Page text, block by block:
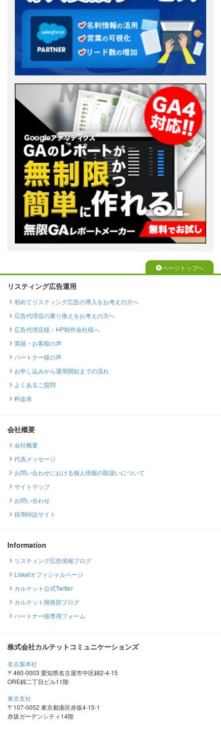
ページトップへ
リスティング広告運用
初めてリスティング広告の導入をお考えの方へ
広告代理店の乗り換えをお考えの方へ
広告代理店様・HP制作会社様へ
実績・お客様の声
パートナー様の声
お申し込みから運用開始までの流れ
よくあるご質問
料金表
会社概要
会社概要
代表メッセージ
お問い合わせにおける個人情報の取扱いについて
サイトマップ
お問い合わせ
採用特設サイト
Information
リスティング広告情報ブログ
Lisketオフィシャルページ
カルテット公式Twitter
カルテット開発部ブログ
パートナー様専用フォーム
株式会社カルテットコミュニケーションズ
名古屋本社
〒460-0003 愛知県名古屋市中区錦2-4-15
ORE錦二丁目ビル11階
東京支社
〒107-0052 東京都港区赤坂4-15-1
赤坂ガーデンシティ14階